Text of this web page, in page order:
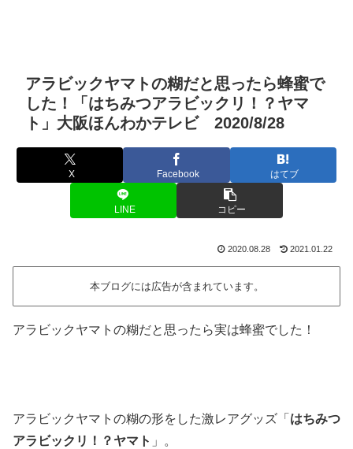
アラビックヤマトの糊だと思ったら蜂蜜で
した！「はちみつアラビックリ！？ヤマ
ト」大阪ほんわかテレビ 2020/8/28
X Facebook はてブ
LINE コピー
2020.08.28 2021.01.22
本ブログには広告が含まれています。
アラビックヤマトの糊だと思ったら実は蜂蜜でした！
アラビックヤマトの糊の形をした激レアグッズ「 はちみつ
アラビックリ！？ヤマト 」。